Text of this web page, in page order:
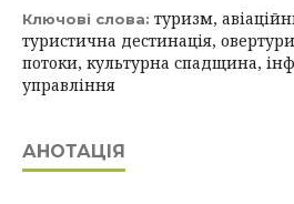
Ключові слова: туризм,
туристична дестинація,
потоки, культурна спадщина,
управління
АНОТАЦІЯ